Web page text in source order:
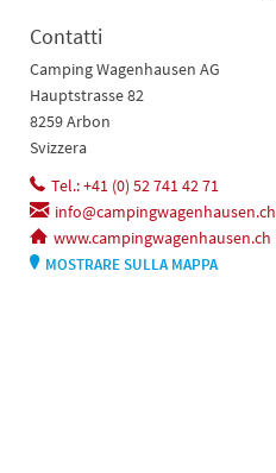
Contatti
Camping Wagenhausen AG
Hauptstrasse 82
8259 Arbon
Svizzera
Tel.: +41 (0) 52 741 42 71
info@campingwagenhausen.ch
www.campingwagenhausen.ch
MOSTRARE SULLA MAPPA